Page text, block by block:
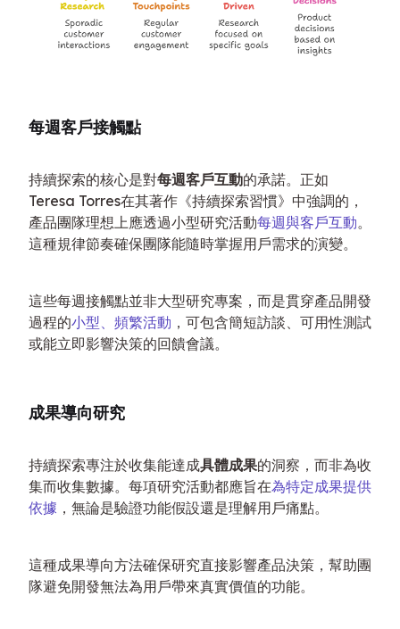
每週客戶接觸點
持續探索的核心是對每週客戶互動的承諾。正如
Teresa Torres在其著作《持續探索習慣》中強調的，
產品團隊理想上應透過小型研究活動每週與客戶互動。
這種規律節奏確保團隊能隨時掌握用戶需求的演變。
這些每週接觸點並非大型研究專案，而是貫穿產品開發
過程的小型、頻繁活動 ，可包含簡短訪談、可用性測試
或能立即影響決策的回饋會議。
成果導向研究
持續探索專注於收集能達成具體成果的洞察，而非為收
集而收集數據。每項研究活動都應旨在為特定成果提供
依據 ，無論是驗證功能假設還是理解用戶痛點。
這種成果導向方法確保研究直接影響產品決策，幫助團
隊避免開發無法為用戶帶來真實價值的功能。